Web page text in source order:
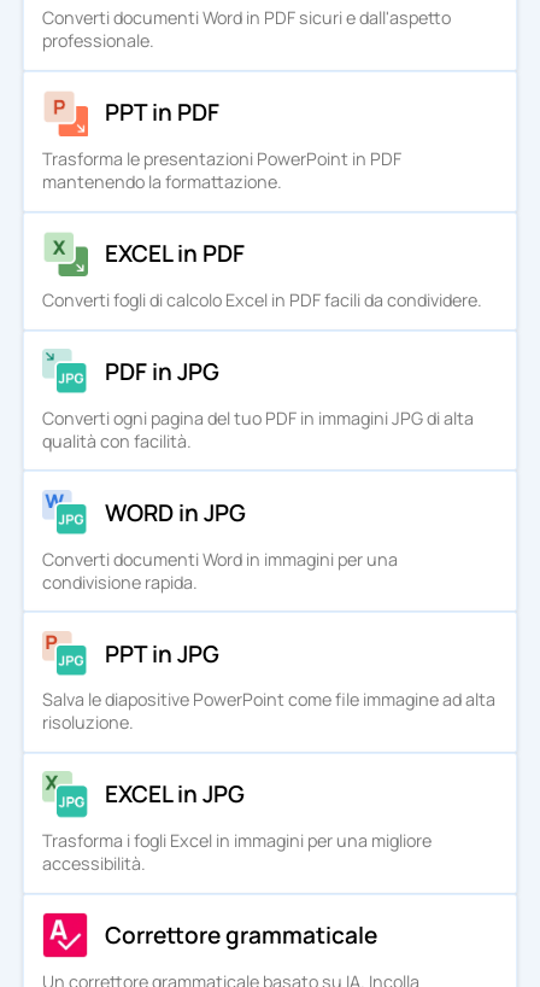
Converti documenti Word in PDF sicuri e dall'aspetto
professionale.
PPT in PDF
Trasforma le presentazioni PowerPoint in PDF
mantenendo la formattazione.
EXCEL in PDF
Converti fogli di calcolo Excel in PDF facili da condividere.
PDF in JPG
Converti ogni pagina del tuo PDF in immagini JPG di alta
qualità con facilità.
WORD in JPG
Converti documenti Word in immagini per una
condivisione rapida.
PPT in JPG
Salva le diapositive PowerPoint come file immagine ad alta
risoluzione.
EXCEL in JPG
Trasforma i fogli Excel in immagini per una migliore
accessibilità.
Correttore grammaticale
Un correttore grammaticale basato su IA. Incolla